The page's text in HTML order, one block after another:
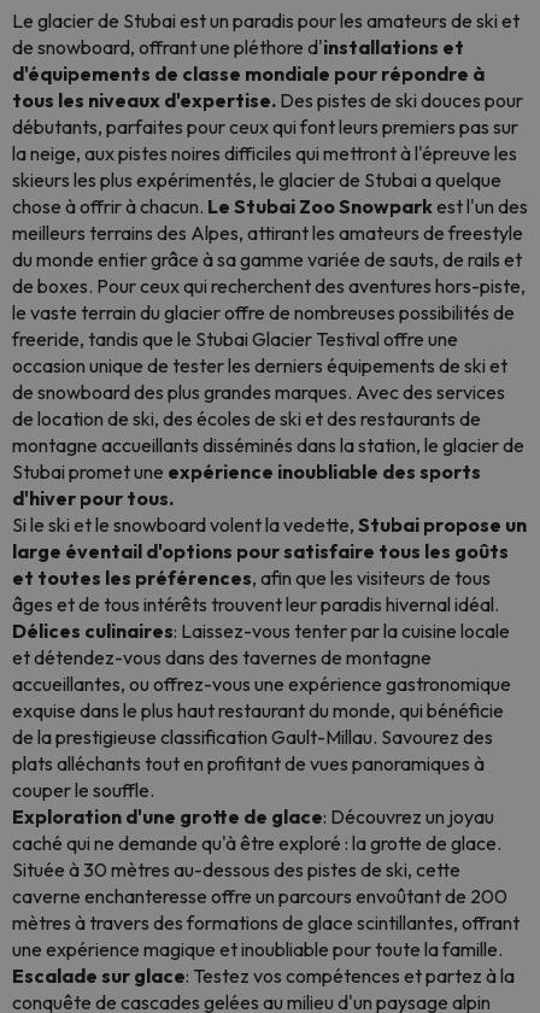
Le glacier de Stubai est un paradis pour les amateurs de ski et
de snowboard, offrant une pléthore d'installations et
d'équipements de classe mondiale pour répondre à
tous les niveaux d'expertise. Des pistes de ski douces pour
débutants, parfaites pour ceux qui font leurs premiers pas sur
la neige, aux pistes noires difficiles qui mettront à l'épreuve les
skieurs les plus expérimentés, le glacier de Stubai a quelque
chose à offrir à chacun. Le Stubai Zoo Snowparkest l'un des
meilleurs terrains des Alpes, attirant les amateurs de freestyle
du monde entier grâce à sa gamme variée de sauts, de rails et
de boxes. Pour ceux qui recherchent des aventures hors-piste,
le vaste terrain du glacier offre de nombreuses possibilités de
freeride, tandis que le Stubai Glacier Testival offre une
occasion unique de tester les derniers équipements de ski et
de snowboard des plus grandes marques. Avec des services
de location de ski, des écoles de ski et des restaurants de
montagne accueillants disséminés dans la station, le glacier de
Stubai promet une expérience inoubliable des sports
d'hiver pour tous.
Si le ski et le snowboard volent la vedette, Stubai propose un
large éventail d'options pour satisfaire tous les goûts
et toutes les préférences, afin que les visiteurs de tous
âges et de tous intérêts trouvent leur paradis hivernal idéal.
Délices culinaires: Laissez-vous tenter par la cuisine locale
et détendez-vous dans des tavernes de montagne
accueillantes, ou offrez-vous une expérience gastronomique
exquise dans le plus haut restaurant du monde, qui bénéficie
de la prestigieuse classification Gault-Millau. Savourez des
plats alléchants tout en profitant de vues panoramiques à
couper le souffle.
Exploration d'une grotte de glace: Découvrez un joyau
caché qui ne demande qu'à être exploré : la grotte de glace.
Située à 30 mètres au-dessous des pistes de ski, cette
caverne enchanteresse offre un parcours envoûtant de 200
mètres à travers des formations de glace scintillantes, offrant
une expérience magique et inoubliable pour toute la famille.
Escalade sur glace: Testez vos compétences et partez à la
conquête de cascades gelées au milieu d'un paysage alpin